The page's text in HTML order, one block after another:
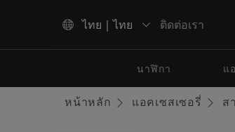
ไทย | ไทย ติดต่อเรา
นาฬิกา
แ
หน้าหลัก แอคเซสเซอรี่ ส